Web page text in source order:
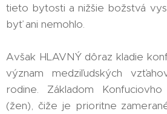
tieto bytosti a nižšie božstvá
byť ani nemohlo.
Avšak HLAVNÝ dôraz kladie
význam medziľudských
rodine. Základom
(žen), čiže je prioritne